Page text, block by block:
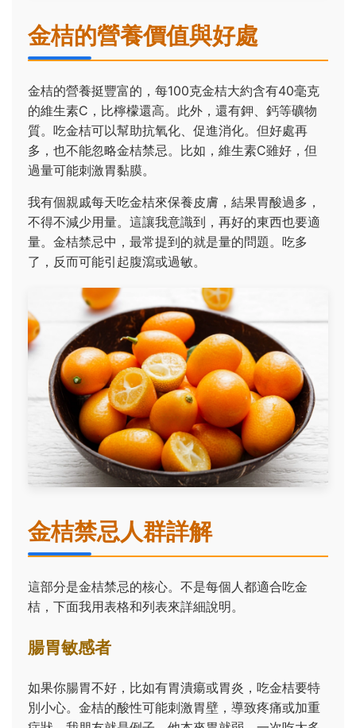
金桔的營養價值與好處
金桔的營養挺豐富的，每100克金桔大約含有40毫克
的維生素C，比檸檬還高。此外，還有鉀、鈣等礦物
質。吃金桔可以幫助抗氧化、促進消化。但好處再
多，也不能忽略金桔禁忌。比如，維生素C雖好，但
過量可能刺激胃黏膜。
我有個親戚每天吃金桔來保養皮膚，結果胃酸過多，
不得不減少用量。這讓我意識到，再好的東西也要適
量。金桔禁忌中，最常提到的就是量的問題。吃多
了，反而可能引起腹瀉或過敏。
金桔禁忌人群詳解
這部分是金桔禁忌的核心。不是每個人都適合吃金
桔，下面我用表格和列表來詳細說明。
腸胃敏感者
如果你腸胃不好，比如有胃潰瘍或胃炎，吃金桔要特
別小心。金桔的酸性可能刺激胃壁，導致疼痛或加重